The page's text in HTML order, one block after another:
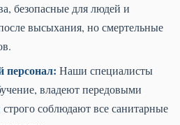
безопасные для людей и
высыхания, но смертельные
Наши специалисты
владеют передовыми
соблюдают все санитарные